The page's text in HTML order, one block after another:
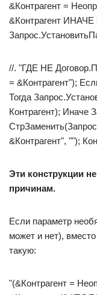
&Контрагент =
&Контрагент
//. "ГДЕ НЕ
= &Контрагент");
Тогда
Контрагент); Иначе
&Контрагент", "");
Эти конструкции
причинам.
Если параметр
может и нет),
такую:
"(&Контрагент =